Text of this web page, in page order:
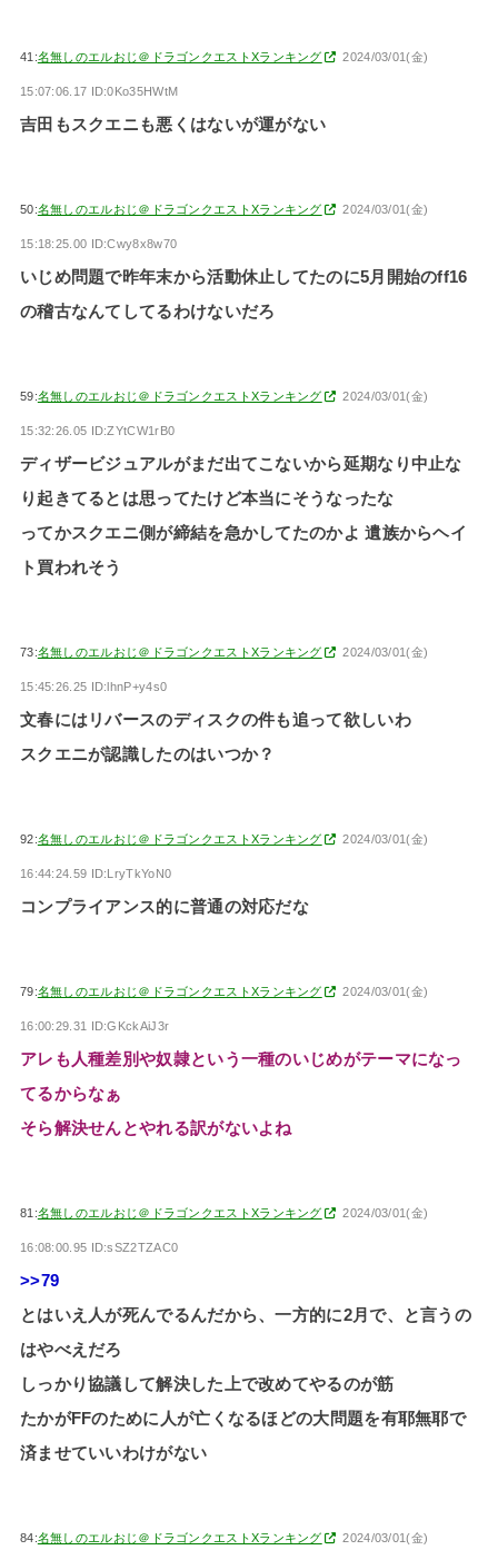
41:名無しのエルおじ＠ドラゴンクエストXランキング 2024/03/01(金)
15:07:06.17 ID:0Ko35HWtM
吉田もスクエニも悪くはないが運がない
50:名無しのエルおじ＠ドラゴンクエストXランキング 2024/03/01(金)
15:18:25.00 ID:Cwy8x8w70
いじめ問題で昨年末から活動休止してたのに5月開始のff16
の稽古なんてしてるわけないだろ
59:名無しのエルおじ＠ドラゴンクエストXランキング 2024/03/01(金)
15:32:26.05 ID:ZYtCW1rB0
ディザービジュアルがまだ出てこないから延期なり中止な
り起きてるとは思ってたけど本当にそうなったな
ってかスクエニ側が締結を急かしてたのかよ 遺族からヘイ
ト買われそう
73:名無しのエルおじ＠ドラゴンクエストXランキング 2024/03/01(金)
15:45:26.25 ID:lhnP+y4s0
文春にはリバースのディスクの件も追って欲しいわ
スクエニが認識したのはいつか？
92:名無しのエルおじ＠ドラゴンクエストXランキング 2024/03/01(金)
16:44:24.59 ID:LryTkYoN0
コンプライアンス的に普通の対応だな
79:名無しのエルおじ＠ドラゴンクエストXランキング 2024/03/01(金)
16:00:29.31 ID:GKckAiJ3r
アレも人種差別や奴隷という一種のいじめがテーマになっ
てるからなぁ
そら解決せんとやれる訳がないよね
81:名無しのエルおじ＠ドラゴンクエストXランキング 2024/03/01(金)
16:08:00.95 ID:sSZ2TZAC0
>>79
とはいえ人が死んでるんだから、一方的に2月で、と言うの
はやべえだろ
しっかり協議して解決した上で改めてやるのが筋
たかがFFのために人が亡くなるほどの大問題を有耶無耶で
済ませていいわけがない
84:名無しのエルおじ＠ドラゴンクエストXランキング 2024/03/01(金)